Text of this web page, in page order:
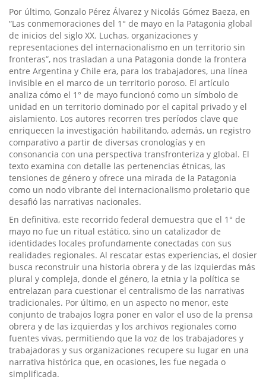
Por último, Gonzalo Pérez Álvarez y Nicolás Gómez Baeza, en
“Las conmemoraciones del 1° de mayo en la Patagonia global
de inicios del siglo XX. Luchas, organizaciones y
representaciones del internacionalismo en un territorio sin
fronteras”, nos trasladan a una Patagonia donde la frontera
entre Argentina y Chile era, para los trabajadores, una línea
invisible en el marco de un territorio poroso. El artículo
analiza cómo el 1° de mayo funcionó como un símbolo de
unidad en un territorio dominado por el capital privado y el
aislamiento. Los autores recorren tres períodos clave que
enriquecen la investigación habilitando, además, un registro
comparativo a partir de diversas cronologías y en
consonancia con una perspectiva transfronteriza y global. El
texto examina con detalle las pertenencias étnicas, las
tensiones de género y ofrece una mirada de la Patagonia
como un nodo vibrante del internacionalismo proletario que
desafió las narrativas nacionales.
En definitiva, este recorrido federal demuestra que el 1° de
mayo no fue un ritual estático, sino un catalizador de
identidades locales profundamente conectadas con sus
realidades regionales. Al rescatar estas experiencias, el dosier
busca reconstruir una historia obrera y de las izquierdas más
plural y compleja, donde el género, la etnia y la política se
entrelazan para cuestionar el centralismo de las narrativas
tradicionales. Por último, en un aspecto no menor, este
conjunto de trabajos logra poner en valor el uso de la prensa
obrera y de las izquierdas y los archivos regionales como
fuentes vivas, permitiendo que la voz de los trabajadores y
trabajadoras y sus organizaciones recupere su lugar en una
narrativa histórica que, en ocasiones, les fue negada o
simplificada.